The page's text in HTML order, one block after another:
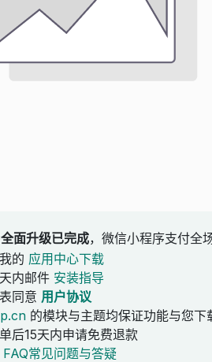
面升级已完成，微信小程序支付全
的 应用中心下载
内邮件 安装指导
同意 用户协议
的模块与主题均保证功能与您下
后15天内申请免费退款
FAQ常见问题与答疑